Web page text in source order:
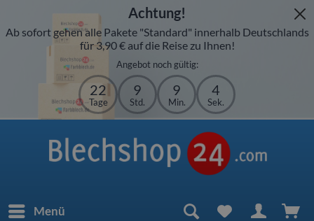
Achtung!
Ab sofort gehen alle Pakete "Standard" innerhalb Deutschlands
für 3,90 € auf die Reise zu Ihnen!
Angebot noch gültig:
22
Tage
9
Std.
9
Min.
4
Sek.
Menü